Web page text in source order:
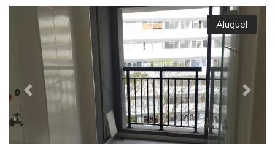
Previous Next
Aluguel